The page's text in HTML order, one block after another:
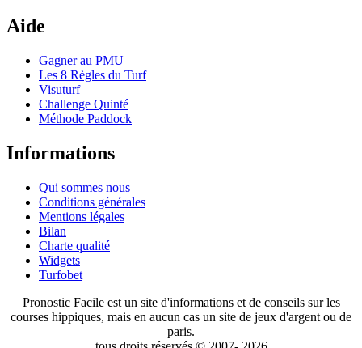
Aide
Gagner au PMU
Les 8 Règles du Turf
Visuturf
Challenge Quinté
Méthode Paddock
Informations
Qui sommes nous
Conditions générales
Mentions légales
Bilan
Charte qualité
Widgets
Turfobet
Pronostic Facile est un site d'informations et de conseils sur les
courses hippiques, mais en aucun cas un site de jeux d'argent ou de
paris.